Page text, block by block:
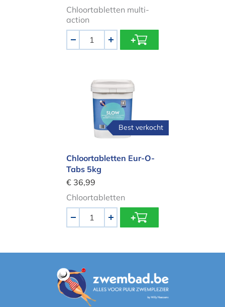
Chloortabletten multi-
action
+
Best verkocht
Chloortabletten Eur-O-
Tabs 5kg
€ 36,99
Chloortabletten
+